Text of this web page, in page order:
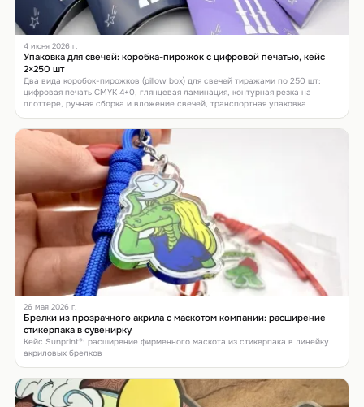
4 июня 2026 г.
Упаковка для свечей: коробка-пирожок с цифровой печатью, кейс
2×250 шт
Два вида коробок-пирожков (pillow box) для свечей тиражами по 250 шт:
цифровая печать CMYK 4+0, глянцевая ламинация, контурная резка на
плоттере, ручная сборка и вложение свечей, транспортная упаковка
26 мая 2026 г.
Брелки из прозрачного акрила с маскотом компании: расширение
стикерпака в сувенирку
Кейс Sunprint®: расширение фирменного маскота из стикерпака в линейку
акриловых брелков